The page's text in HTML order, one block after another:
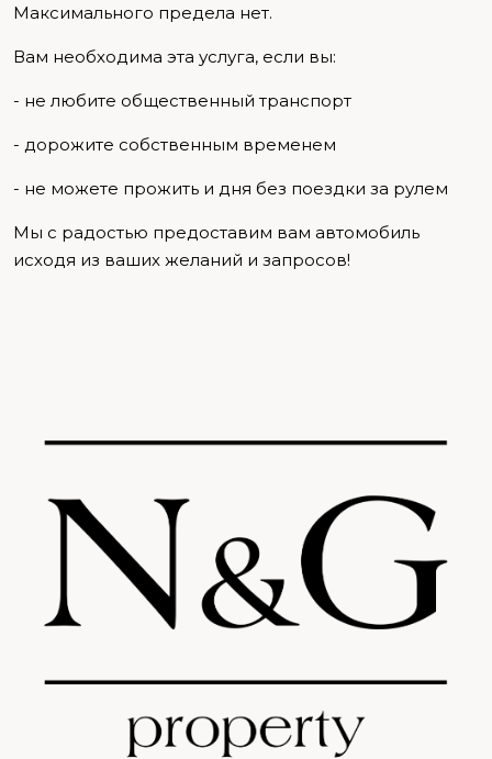
Максимального предела нет.
Вам необходима эта услуга, если вы:
- не любите общественный транспорт
- дорожите собственным временем
- не можете прожить и дня без поездки за рулем
Мы с радостью предоставим вам автомобиль
исходя из ваших желаний и запросов!